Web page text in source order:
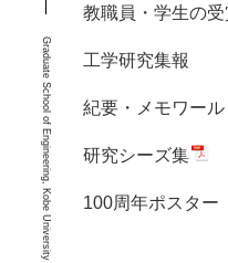
Graduate School of Engineering, Kobe University
教職員・学生の受
工学研究集報
紀要・メモワール
研究シーズ集
100周年ポスター